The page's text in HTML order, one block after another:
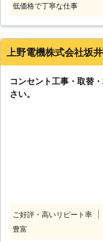
低価格で丁寧な仕事
上野電機株式会社坂
コンセント工事・取替
さい。
ご好評・高いリピート率
豊富